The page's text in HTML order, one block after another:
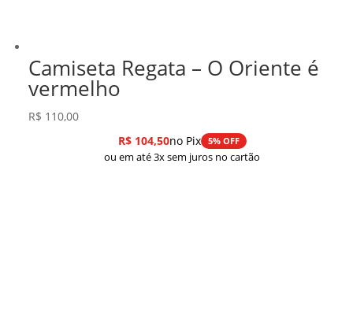
Camiseta Regata – O Oriente é
vermelho
R$ 110,00
R$104,50no Pix 5% OFF
ou em até 3x sem juros no cartão